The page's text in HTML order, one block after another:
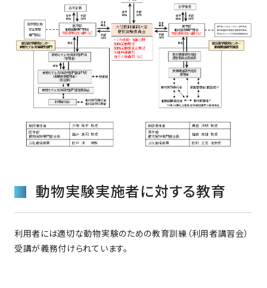
動物実験実施者に対する教育
利⽤者には適切な動物実験のための教育訓練（利⽤者講習会）
受講が義務付けられています。